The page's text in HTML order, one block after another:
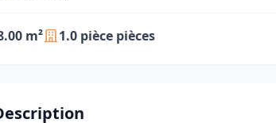
m² 1.0 pièce pièces